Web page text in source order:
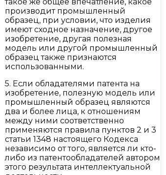
производит промышленный
образец, при условии, что изделия
имеют сходное назначение, другое
изобретение, другая полезная
модель или другой промышленный
образец также признаются
использованными.
5. Если обладателями патента на
изобретение, полезную модель или
промышленный образец являются
два и более лица, к отношениям
между ними соответственно
применяются правила пунктов 2 и 3
статьи 1348 настоящего Кодекса
независимо от того, является ли кто-
либо из патентообладателей автором
этого результата интеллектуальной